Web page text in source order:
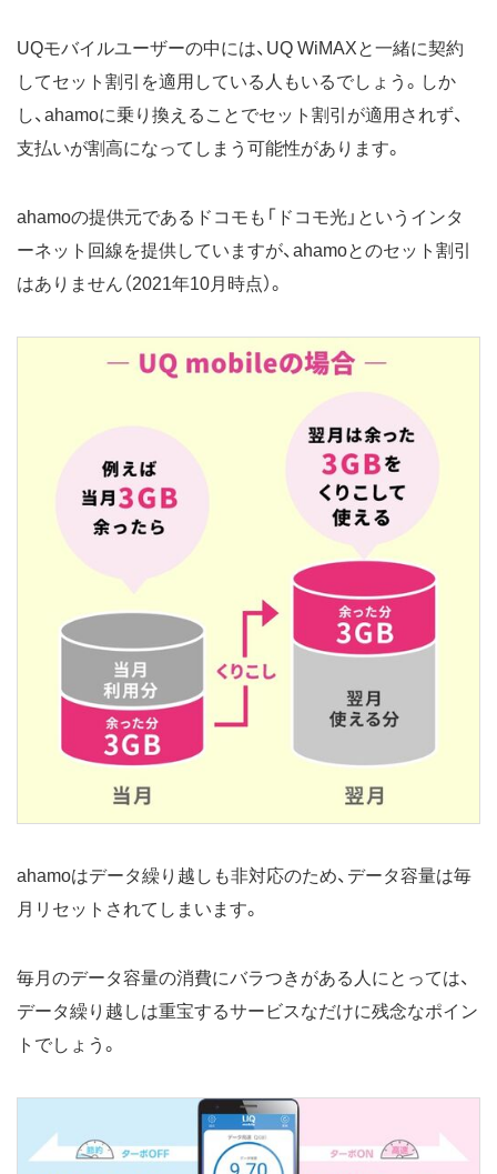
UQモバイルユーザーの中には、UQ WiMAXと一緒に契約
してセット割引を適用している人もいるでしょう。しか
し、ahamoに乗り換えることでセット割引が適用されず、
支払いが割高になってしまう可能性があります。
ahamoの提供元であるドコモも「ドコモ光」というインタ
ーネット回線を提供していますが、ahamoとのセット割引
はありません（2021年10月時点）。
ahamoはデータ繰り越しも非対応のため、データ容量は毎
月リセットされてしまいます。
毎月のデータ容量の消費にバラつきがある人にとっては、
データ繰り越しは重宝するサービスなだけに残念なポイン
トでしょう。